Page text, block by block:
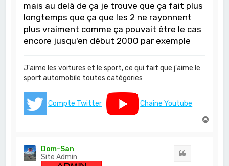
mais au delà de ça je trouve que ça fait plus
longtemps que ça que les 2 ne rayonnent
plus vraiment comme ça pouvait être le cas
encore jusqu'en début 2000 par exemple
J'aime les voitures et le sport, ce qui fait que j'aime le
sport automobile toutes catégories
Compte Twitter
Chaine Youtube
Dom-San
Site Admin